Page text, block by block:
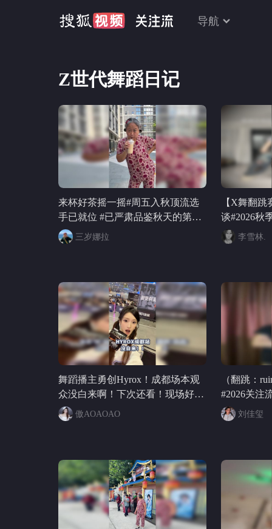
导航
Z世代舞蹈日记
来杯好茶摇一摇#周五入秋顶流选
手已就位 #已严肃品鉴秋天的第一
杯奶茶 @张朝阳 @一只飞鸿
@KPOP狐 @阿畅酷酷的
三岁娜拉
【X舞翻
谈#2026秋
#2026关注
秋关副本
李雪林.
舞蹈播主勇创Hyrox！成都场本观
众没白来啊！下次还看！现场好热
闹#hyrox潮流战队计划 @张朝阳 @
阿畅酷酷的 @KPOP狐 @孙子团
@柒柒五今天早睡了么 @搜狐跑步
@搜狐体育 @一只飞鸿
傲AOAOAO
（翻跳：
#2026关注
刘佳玺